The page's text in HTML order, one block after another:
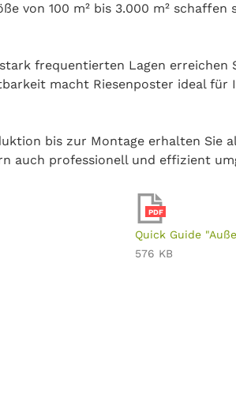
von 100 m² bis 3.000 m²
frequentierten Lagen erreichen
macht Riesenposter ideal
bis zur Montage erhalten Sie
auch professionell und effizient
PDF
Quick Guide
576 KB